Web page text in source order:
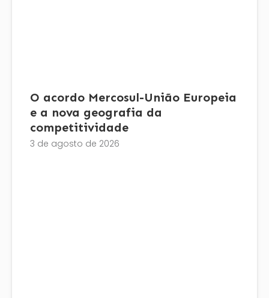
O acordo Mercosul-União Europeia
e a nova geografia da
competitividade
3 de agosto de 2026